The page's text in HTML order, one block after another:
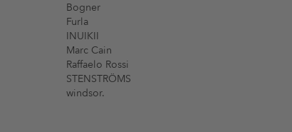
Bogner
Furla
INUIKII
Marc Cain
Raffaelo Rossi
STENSTRÖMS
windsor.